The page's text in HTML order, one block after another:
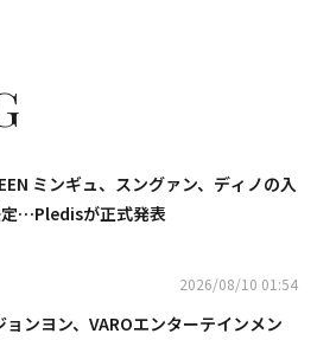
ミンギュ、スングァン、ディノの入
…Pledisが正式発表
2026/08/10 01:54
ョンヨン、VAROエンターテインメン